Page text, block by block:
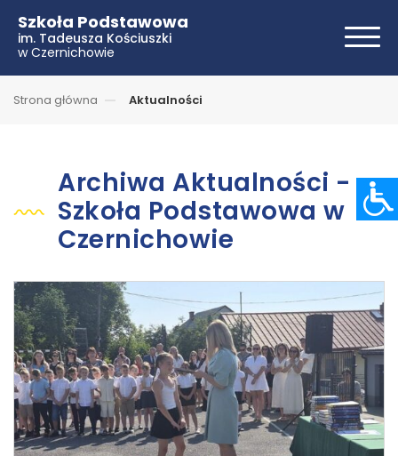
Szkoła Podstawowa
im. Tadeusza Kościuszki
w Czernichowie
Strona główna Aktualności
Archiwa Aktualności -
Szkoła Podstawowa w
Czernichowie